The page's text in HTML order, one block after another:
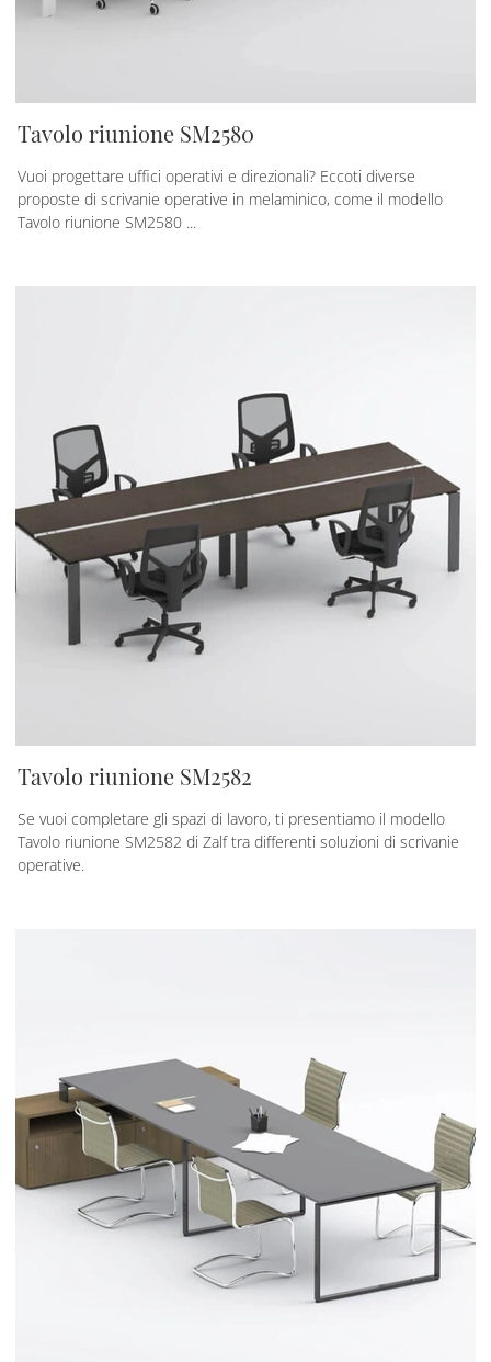
Tavolo riunione SM2580
Vuoi progettare uffici operativi e direzionali? Eccoti diverse
proposte di scrivanie operative in melaminico, come il modello
Tavolo riunione SM2580 ...
Tavolo riunione SM2582
Se vuoi completare gli spazi di lavoro, ti presentiamo il modello
Tavolo riunione SM2582 di Zalf tra differenti soluzioni di scrivanie
operative.